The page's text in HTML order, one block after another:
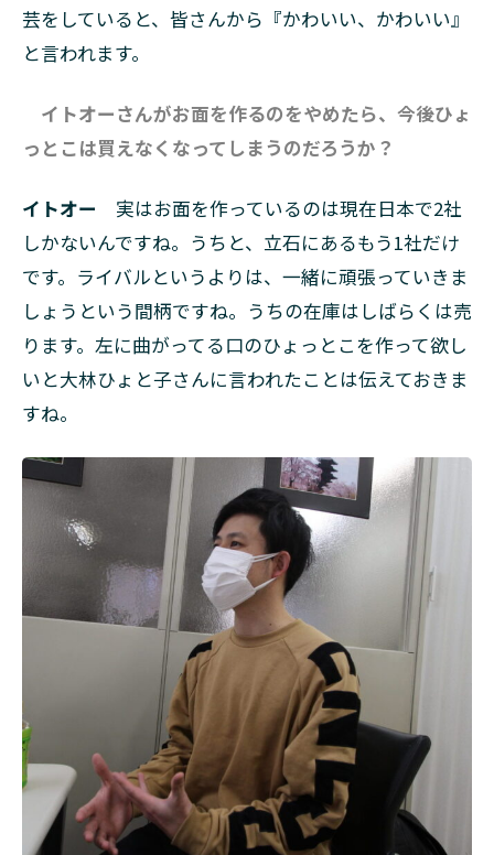
芸をしていると、皆さんから『かわいい、かわいい』
と言われます。
イトオーさんがお面を作るのをやめたら、今後ひょ
っとこは買えなくなってしまうのだろうか？
イトオー 実はお面を作っているのは現在日本で2社
しかないんですね。うちと、立石にあるもう1社だけ
です。ライバルというよりは、一緒に頑張っていきま
しょうという間柄ですね。うちの在庫はしばらくは売
ります。左に曲がってる口のひょっとこを作って欲し
いと大林ひょと子さんに言われたことは伝えておきま
すね。